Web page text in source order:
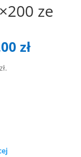
ze
zł
zł.